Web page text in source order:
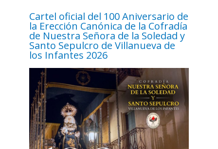
Cartel oficial del 100 Aniversario de
la Erección Canónica de la Cofradía
de Nuestra Señora de la Soledad y
Santo Sepulcro de Villanueva de
los Infantes 2026